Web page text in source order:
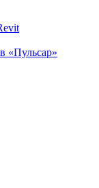
«Пульсар»